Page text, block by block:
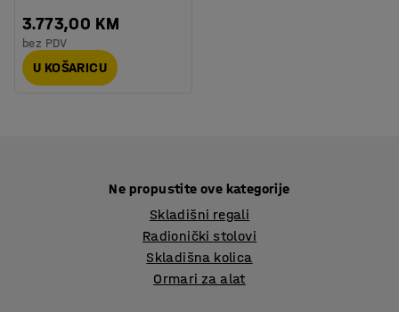
3.773,00 KM
bez PDV
U KOŠARICU
Ne propustite ove kategorije
Skladišni regali
Radionički stolovi
Skladišna kolica
Ormari za alat